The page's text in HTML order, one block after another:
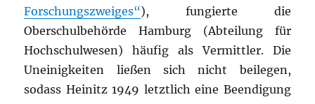
Forschungszweiges“), fungierte die
Oberschulbehörde Hamburg (Abteilung für
Hochschulwesen) häufig als Vermittler. Die
Uneinigkeiten ließen sich nicht beilegen,
sodass Heinitz 1949 letztlich eine Beendigung